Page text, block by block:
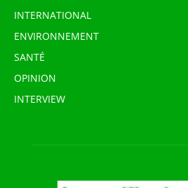
INTERNATIONAL
ENVIRONNEMENT
SANTÉ
OPINION
INTERVIEW